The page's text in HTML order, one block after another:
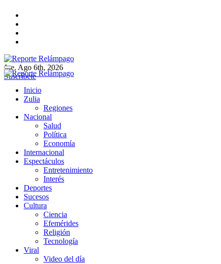
contenido
Reporte Relámpago
Claridad y rigor en cada noticia
Jue. Ago 6th, 2026
Suscríbete
Reporte Relámpago
Claridad y rigor en cada noticia
Inicio
Zulia
Regiones
Nacional
Salud
Política
Economía
Internacional
Espectáculos
Entretenimiento
Interés
Deportes
Sucesos
Cultura
Ciencia
Efemérides
Religión
Tecnología
Viral
Video del día